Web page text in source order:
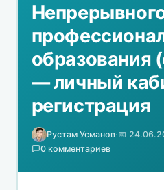
образования
— личный
регистрация
Рустам Усманов·📅
0 комментариев